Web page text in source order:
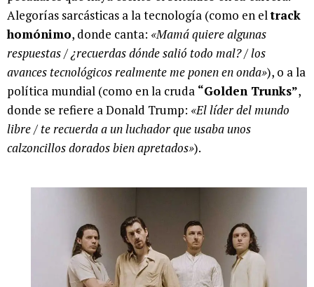
Alegorías sarcásticas a la tecnología (como en eltrack
homónimo, donde canta: «Mamá quiere algunas
respuestas / ¿recuerdas dónde salió todo mal? / los
avances tecnológicos realmente me ponen en onda»), o a la
política mundial (como en la cruda “Golden Trunks”,
donde se refiere a Donald Trump: «El líder del mundo
libre / te recuerda a un luchador que usaba unos
calzoncillos dorados bien apretados»).